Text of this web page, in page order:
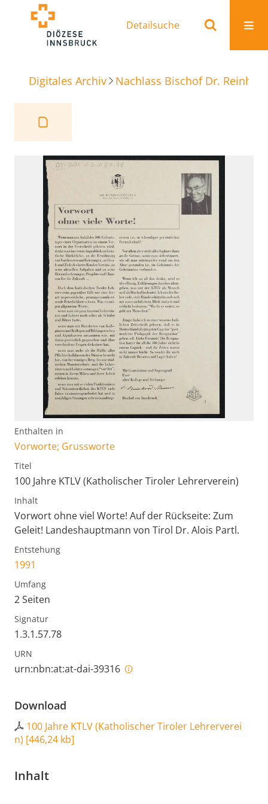
Detailsuche
Digitales Archiv Nachlass Bischof Dr.
Enthalten in
Vorworte; Grussworte
Titel
100 Jahre KTLV (Katholischer Tiroler Lehrerverein)
Inhalt
Vorwort ohne viel Worte! Auf der Rückseite: Zum
Geleit! Landeshauptmann von Tirol Dr. Alois Partl.
Entstehung
1991
Umfang
2 Seiten
Signatur
1.3.1.57.78
URN
urn:nbn:at:at-dai-39316
Download
100 Jahre KTLV (Katholischer Tiroler Lehrerverei
n) [446,24 kb]
Inhalt